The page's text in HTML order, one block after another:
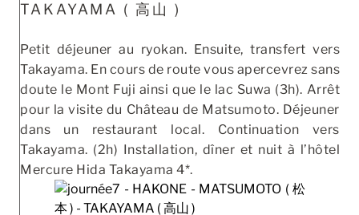
TAKAYAMA ( ⾼⼭ )
Petit déjeuner au ryokan. Ensuite, transfert vers
Takayama. En cours de route vous apercevrez sans
doute le Mont Fuji ainsi que le lac Suwa (3h). Arrêt
pour la visite du Château de Matsumoto. Déjeuner
dans un restaurant local. Continuation vers
Takayama. (2h) Installation, dîner et nuit à l’hôtel
Mercure Hida Takayama 4*.